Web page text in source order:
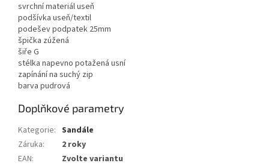
svrchní materiál useň
podšívka useň/textil
podešev podpatek 25mm
špička zúžená
šiře G
stélka napevno potažená usní
zapínání na suchý zip
barva pudrová
Doplňkové parametry
Kategorie: Sandále
Záruka:
2 roky
EAN:
Zvolte variantu